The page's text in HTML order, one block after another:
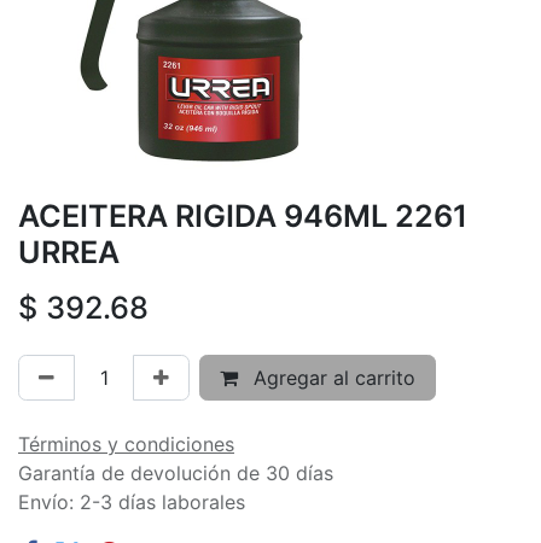
ACEITERA RIGIDA 946ML 2261
URREA
$ 392.68
Agregar al carrito
Términos y condiciones
Garantía de devolución de 30 días
Envío: 2-3 días laborales